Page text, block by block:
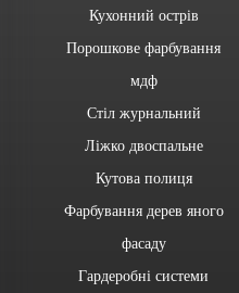
Кухонний острів
Порошкове фарбування
мдф
Стіл журнальний
Ліжко двоспальне
Кутова полиця
Фарбування дерев яного
фасаду
Гардеробні системи